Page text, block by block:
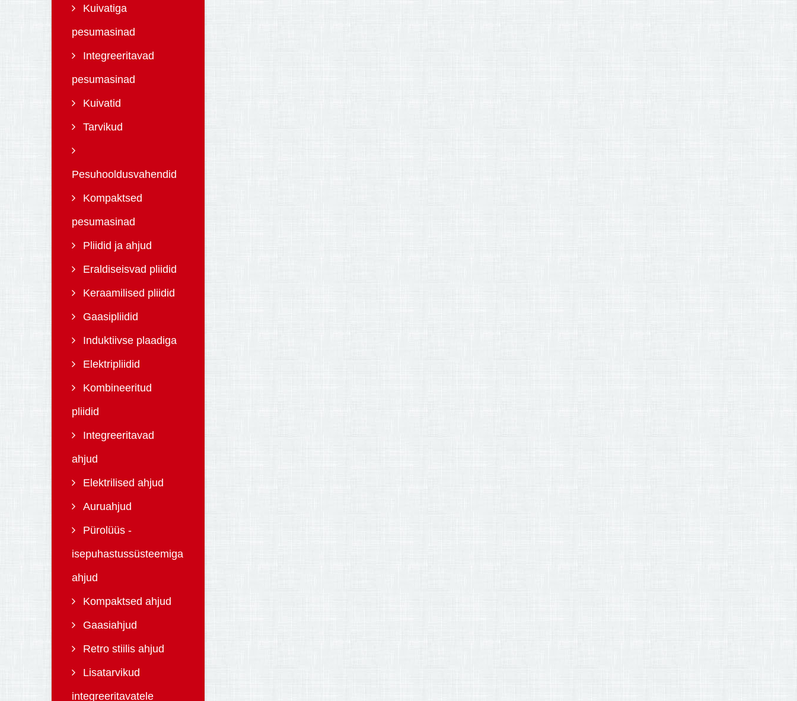
Kuivatiga
pesumasinad
Integreeritavad
pesumasinad
Kuivatid
Tarvikud
Pesuhooldusvahendid
Kompaktsed
pesumasinad
Pliidid ja ahjud
Eraldiseisvad pliidid
Keraamilised pliidid
Gaasipliidid
Induktiivse plaadiga
Elektripliidid
Kombineeritud
pliidid
Integreeritavad
ahjud
Elektrilised ahjud
Auruahjud
Pürolüüs -
isepuhastussüsteemiga
ahjud
Kompaktsed ahjud
Gaasiahjud
Retro stiilis ahjud
Lisatarvikud
integreeritavatele